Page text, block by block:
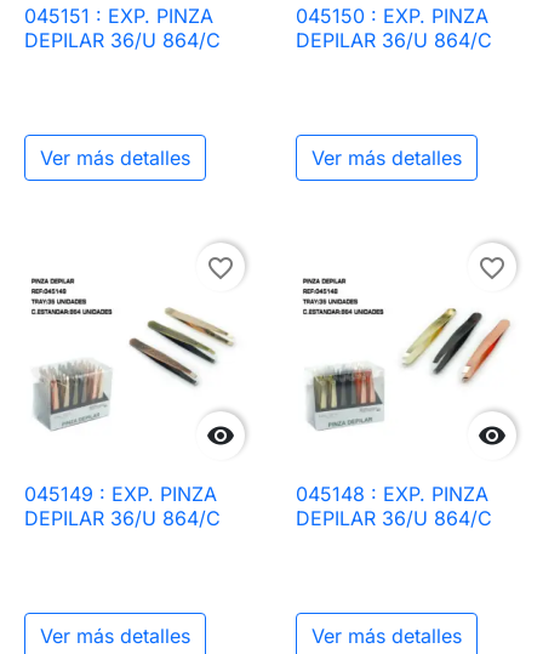
045151 : EXP. PINZA
DEPILAR 36/U 864/C
Ver más detalles
045150 : EXP. PINZA
DEPILAR 36/U 864/C
Ver más detalles

favorite_border
045149 : EXP. PINZA
DEPILAR 36/U 864/C
Ver más detalles

favorite_border
045148 : EXP. PINZA
DEPILAR 36/U 864/C
Ver más detalles